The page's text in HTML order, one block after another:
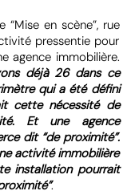
“Mise en scène”, rue
pressentie pour
agence immobilière.
déjà 26 dans ce
qui a été défini
cette nécessité de
Et une agence
dit “de proximité”.
activité immobilière
installation pourrait
.